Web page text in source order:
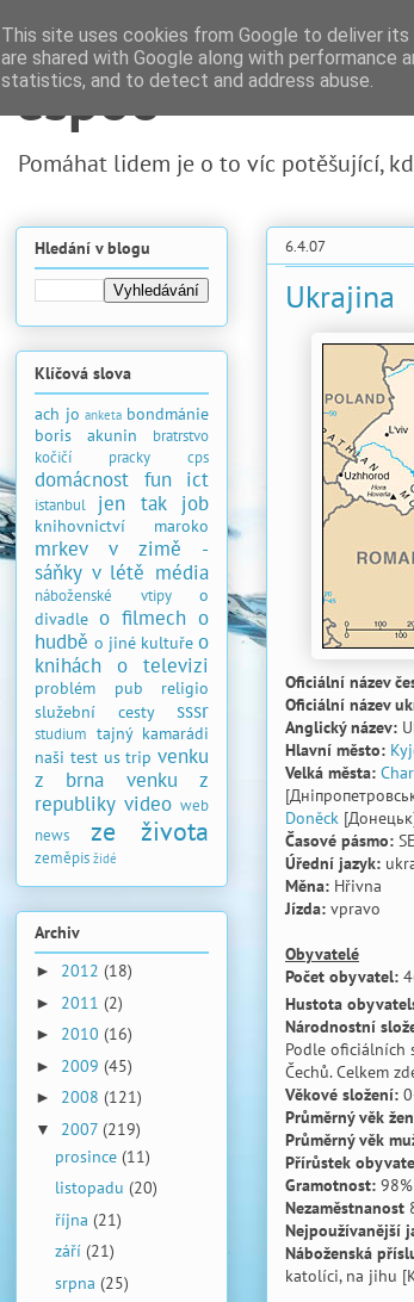
espoo
Pomáhat lidem je o to víc potěšující,
6.4.07
Ukrajina
Oficiální název
Oficiální název
Anglický název:
Hlavní město:
Velká města:
Doněck
Časové pásmo:
Úřední jazyk:
Měna: Hřivna
Jízda: vpravo
Obyvatelé
Počet obyvatel:
Hustota
Národnostní
Podle oficiálních
Čechů. Celkem
Věkové složení:
Průměrný věk
Průměrný věk
Přírůstek
Gramotnost: 98%
Nezaměstnanost
Nejpoužívanější
Náboženská
katolíci, na jihu
Hledání v blogu
Klíčová slova
ach jo anketa bondmánie
boris akunin
bratrstvo
kočičí pracky
cps
domácnost fun ict
istanbul jen tak job
knihovnictví maroko
mrkev v zimě -
sáňky v létě média
náboženské vtipy
o
divadle o filmech o
hudbě o jiné kultuře o
knihách o televizi
problém pub
religio
služební cesty
sssr
studium tajný kamarádi
naši test us trip venku
z brna
venku z
republiky video web
news
ze života
zeměpis židé
Archiv
► 2012 (18)
► 2011 (2)
► 2010 (16)
► 2009 (45)
► 2008 (121)
▼ 2007 (219)
prosince (11)
listopadu (20)
října (21)
září (21)
srpna (25)
This site uses cookies from Google to deliver
are shared with Google along with performance
statistics, and to detect and address abuse.